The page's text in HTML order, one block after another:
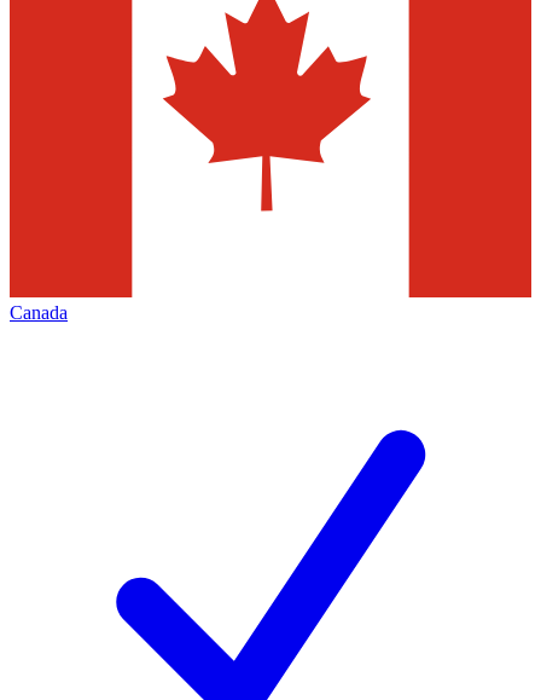
Canada